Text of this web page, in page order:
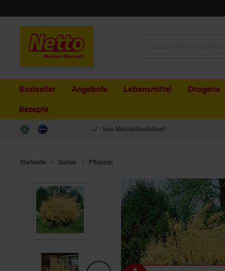
Bestseller Angebote Lebensmittel Drogerie
Rezepte
kein Mindestbestellwert
Startseite Garten Pflanzen